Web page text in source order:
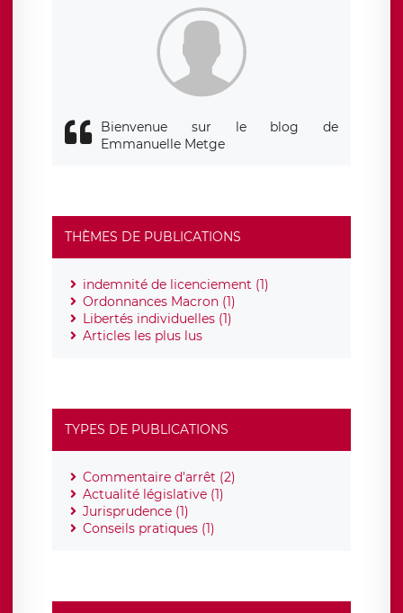
Bienvenue sur le blog de
Emmanuelle Metge
THÈMES DE PUBLICATIONS
indemnité de licenciement (1)
Ordonnances Macron (1)
Libertés individuelles (1)
Articles les plus lus
TYPES DE PUBLICATIONS
Commentaire d'arrêt (2)
Actualité législative (1)
Jurisprudence (1)
Conseils pratiques (1)